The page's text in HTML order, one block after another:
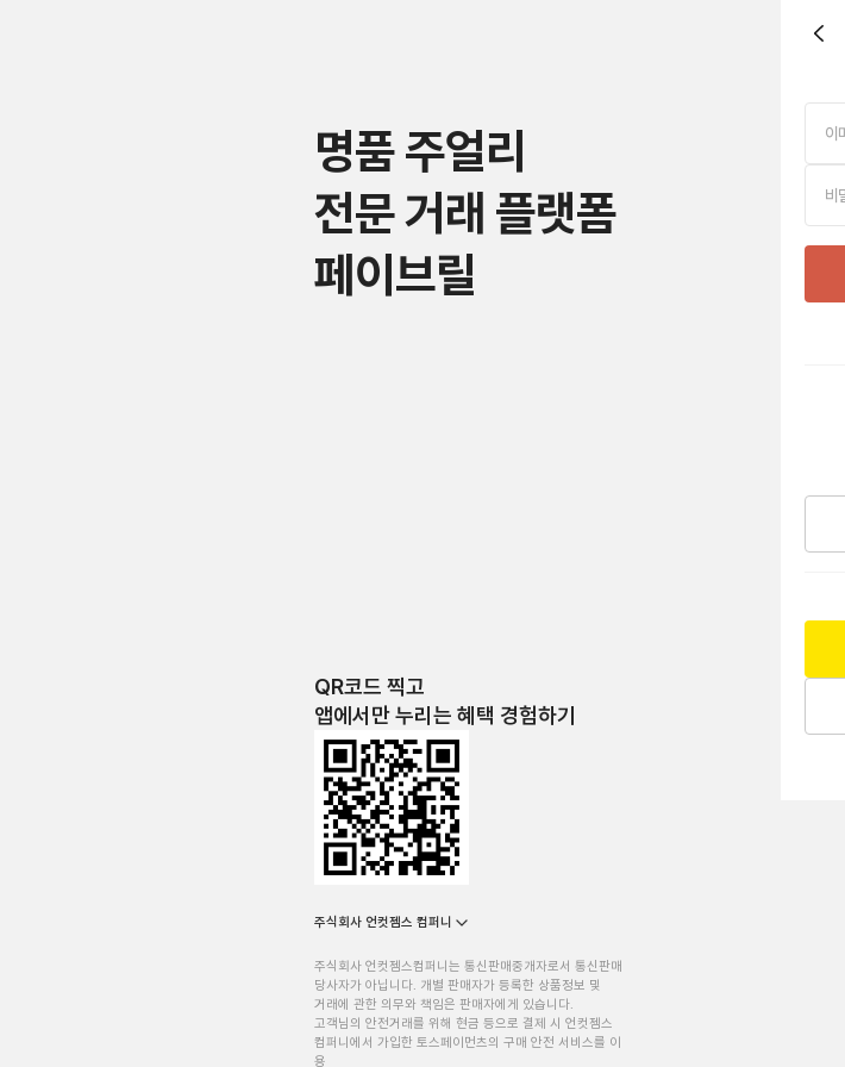
명품 주얼리
전문 거래 플랫폼
페이브릴
QR코드 찍고
앱에서만 누리는 혜택 경험하기
주식회사 언컷젬스 컴퍼니
주식회사 언컷젬스컴퍼니는 통신판매중개자로서 통신판매
당사자가 아닙니다. 개별 판매자가 등록한 상품정보 및
거래에 관한 의무와 책임은 판매자에게 있습니다.
고객님의 안전거래를 위해 현금 등으로 결제 시 언컷젬스
컴퍼니에서 가입한 토스페이먼츠의 구매 안전 서비스를 이
용